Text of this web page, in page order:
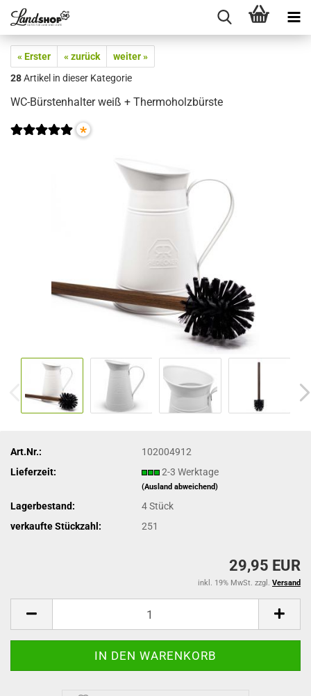
« Erster « zurück
weiter »
28Artikel in dieser Kategorie
WC-Bürstenhalter weiß + Thermoholzbürste
*
Art.Nr.:
102004912
Lieferzeit:
2-3 Werktage
(Ausland abweichend)
Lagerbestand: 4Stück
verkaufte Stückzahl:
251
29,95 EUR
inkl. 19% MwSt. zzgl. Versand